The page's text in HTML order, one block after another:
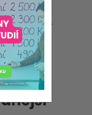
hry